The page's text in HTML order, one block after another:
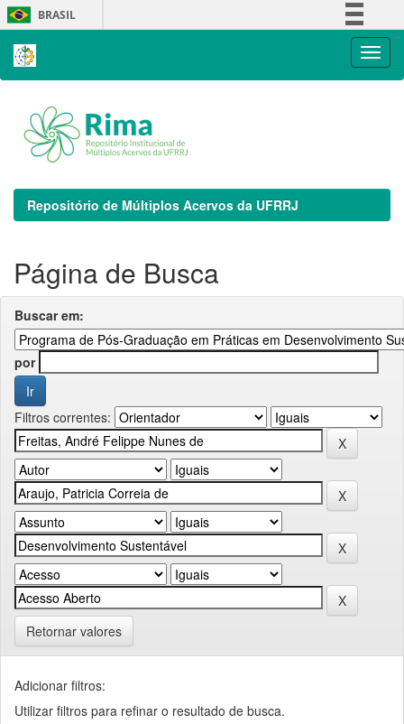
Skip
navigation
BRASIL
Repositório de Múltiplos Acervos da UFRRJ
Página de Busca
Buscar em:
por
Filtros correntes:
Retornar valores
Adicionar filtros:
Utilizar filtros para refinar o resultado de busca.